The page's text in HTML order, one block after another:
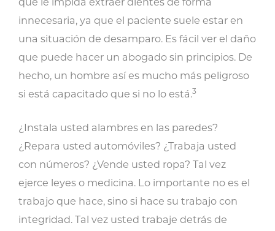
innecesaria, ya que el paciente suele estar en
una situación de desamparo. Es fácil ver el daño
que puede hacer un abogado sin principios. De
hecho, un hombre así es mucho más peligroso
si está capacitado que si no lo está.3
¿Instala usted alambres en las paredes?
¿Repara usted automóviles? ¿Trabaja usted
con números? ¿Vende usted ropa? Tal vez
ejerce leyes o medicina. Lo importante no es el
trabajo que hace, sino si hace su trabajo con
integridad. Tal vez usted trabaje detrás de